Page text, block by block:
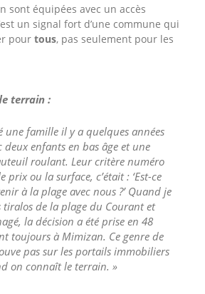
sont équipées avec un accès
un signal fort d’une commune qui
pourtous, pas seulement pour les
terrain :
une famille il y a quelques années
enfants en bas âge et une
roulant. Leur critère numéro
prix ou la surface, c’était : ‘Est-ce
à la plage avec nous ?’ Quand je
de la plage du Courant et
la décision a été prise en 48
toujours à Mimizan. Ce genre de
pas sur les portails immobiliers
on connaît le terrain. »